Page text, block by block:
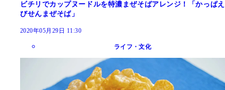
ビチリでカップヌードルを特濃まぜそばアレンジ！「かっぱえ
びせんまぜそば」
2020年05月29日 11:30
ライフ・文化